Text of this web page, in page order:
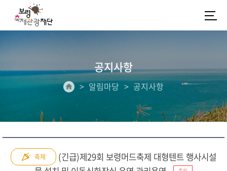
공지사항
알림마당 공지사항
축제
(긴급)제29회 보령머드축제 대형텐트 행사시설